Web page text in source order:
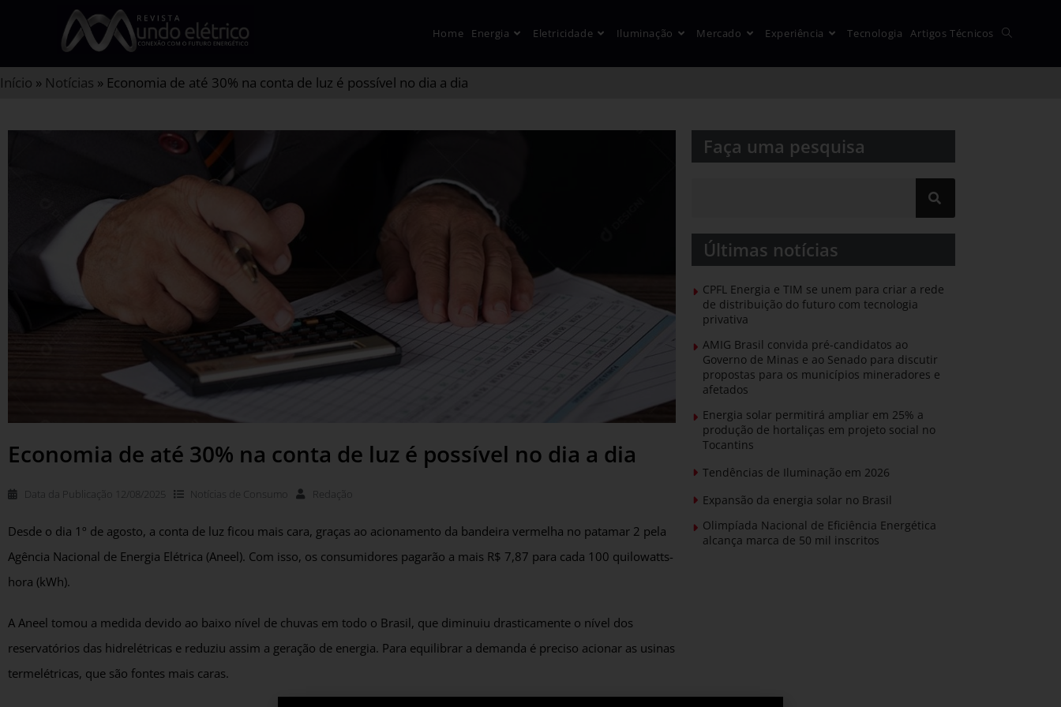
Home Energia Eletricidade Iluminação Mercado Experiência Tecnologia Artigos Técnicos
Início » Notícias » Economia de até 30% na conta de luz é possível no dia a dia
Economia de até 30% na conta de luz é possível no dia a dia
Data da Publicação 12/08/2025 Notícias de Consumo Redação
Desde o dia 1º de agosto, a conta de luz ficou mais cara, graças ao acionamento da bandeira vermelha no patamar 2 pela
Agência Nacional de Energia Elétrica (Aneel). Com isso, os consumidores pagarão a mais R$ 7,87 para cada 100 quilowatts-
hora (kWh).
A Aneel tomou a medida devido ao baixo nível de chuvas em todo o Brasil, que diminuiu drasticamente o nível dos
reservatórios das hidrelétricas e reduziu assim a geração de energia. Para equilibrar a demanda é preciso acionar as usinas
termelétricas, que são fontes mais caras.
Faça uma pesquisa​​
Últimas notícias
CPFL Energia e TIM se unem para criar a rede
de distribuição do futuro com tecnologia
privativa
AMIG Brasil convida pré-candidatos ao
Governo de Minas e ao Senado para discutir
propostas para os municípios mineradores e
afetados
Energia solar permitirá ampliar em 25% a
produção de hortaliças em projeto social no
Tocantins
Tendências de Iluminação em 2026
Expansão da energia solar no Brasil
Olimpíada Nacional de Eficiência Energética
alcança marca de 50 mil inscritos